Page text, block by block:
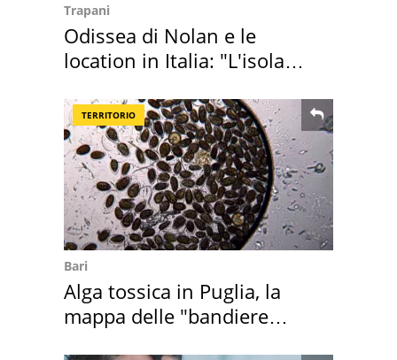
Trapani
Odissea di Nolan e le
location in Italia: "L'isola
TERRITORIO
Bari
Alga tossica in Puglia, la
mappa delle "bandiere